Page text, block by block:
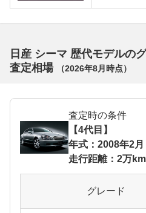
日産 シーマ 歴代モデルの
査定相場
（2026年8月 時点）
査定時の条件
【4代目】
年式：2008年2月
走行距離：2万km
グレード